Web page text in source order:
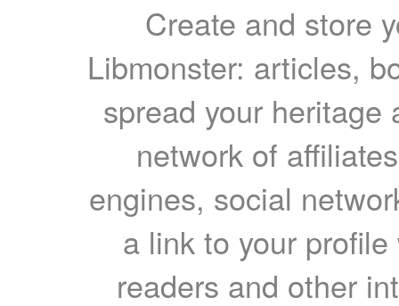
Create and store
Libmonster: articles,
spread your heritage
network of
engines, social
a link to your
readers and other